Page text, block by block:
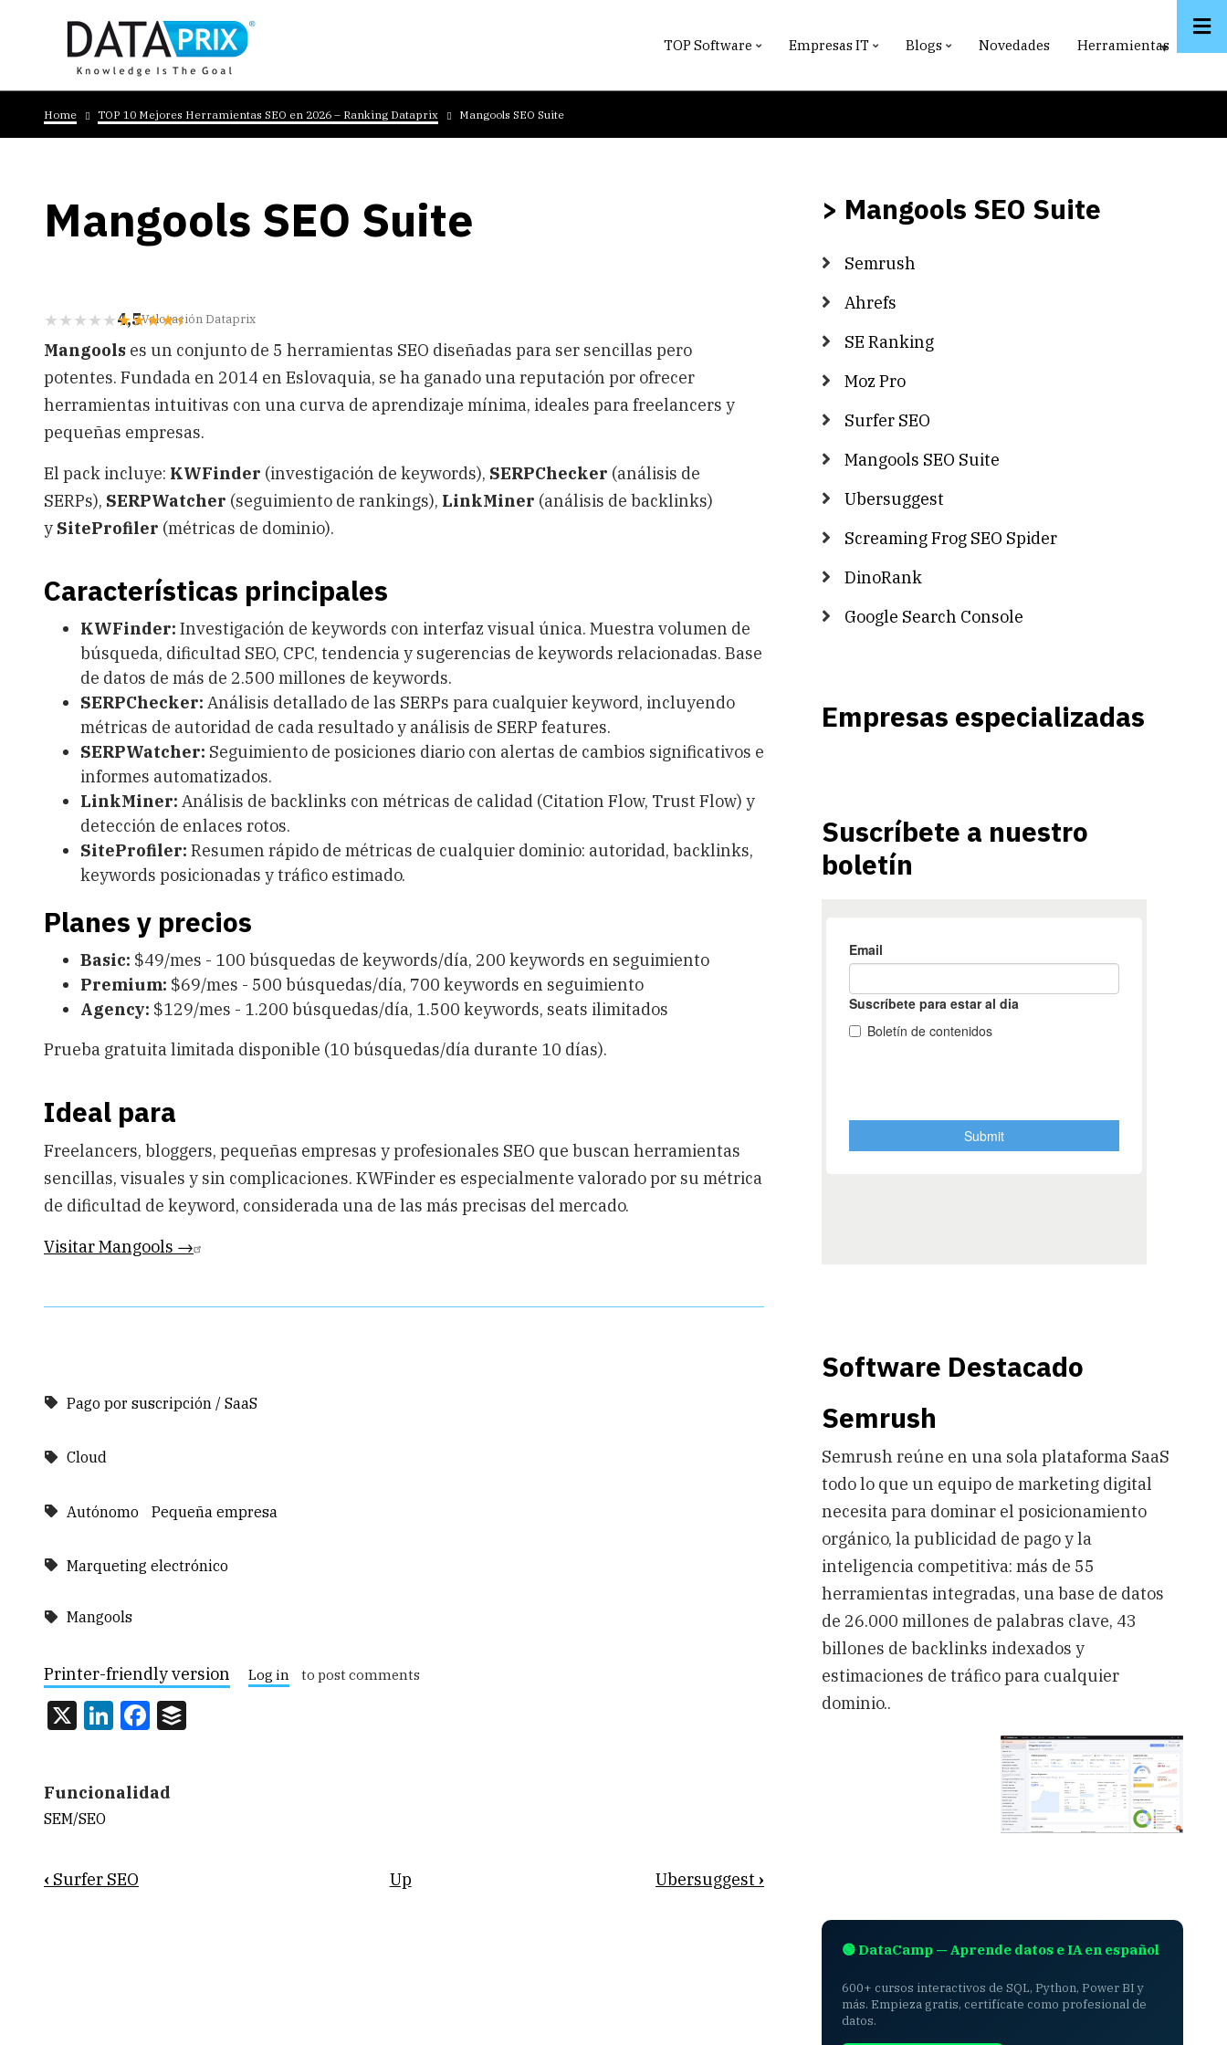
content
TOP Software Empresas IT Blogs Novedades Herramientas
Breadcrumb
Home TOP 10 Mejores Herramientas SEO en 2026 – Ranking Dataprix Mangools SEO Suite
Mangools SEO Suite
4,5Valoración Dataprix
Mangools es un conjunto de 5 herramientas SEO diseñadas para ser sencillas pero
potentes. Fundada en 2014 en Eslovaquia, se ha ganado una reputación por ofrecer
herramientas intuitivas con una curva de aprendizaje mínima, ideales para freelancers y
pequeñas empresas.
El pack incluye: KWFinder (investigación de keywords), SERPChecker (análisis de
SERPs), SERPWatcher (seguimiento de rankings), LinkMiner (análisis de backlinks)
y SiteProfiler (métricas de dominio).
Características principales
KWFinder: Investigación de keywords con interfaz visual única. Muestra volumen de
búsqueda, dificultad SEO, CPC, tendencia y sugerencias de keywords relacionadas. Base
de datos de más de 2.500 millones de keywords.
SERPChecker: Análisis detallado de las SERPs para cualquier keyword, incluyendo
métricas de autoridad de cada resultado y análisis de SERP features.
SERPWatcher: Seguimiento de posiciones diario con alertas de cambios significativos e
informes automatizados.
LinkMiner: Análisis de backlinks con métricas de calidad (Citation Flow, Trust Flow) y
detección de enlaces rotos.
SiteProfiler: Resumen rápido de métricas de cualquier dominio: autoridad, backlinks,
keywords posicionadas y tráfico estimado.
Planes y precios
Basic: $49/mes - 100 búsquedas de keywords/día, 200 keywords en seguimiento
Premium: $69/mes - 500 búsquedas/día, 700 keywords en seguimiento
Agency: $129/mes - 1.200 búsquedas/día, 1.500 keywords, seats ilimitados
Prueba gratuita limitada disponible (10 búsquedas/día durante 10 días).
Ideal para
Freelancers, bloggers, pequeñas empresas y profesionales SEO que buscan herramientas
sencillas, visuales y sin complicaciones. KWFinder es especialmente valorado por su métrica
de dificultad de keyword, considerada una de las más precisas del mercado.
Visitar Mangools →
Pago por suscripción / SaaS
Cloud
Autónomo Pequeña empresa
Marqueting electrónico
Mangools
Printer-friendly version Log in to post comments
X LinkedIn
Facebook
Funcionalidad
SEM/SEO
Book
‹ Surfer SEO Up Ubersuggest ›
> Mangools SEO Suite
Semrush
Ahrefs
SE Ranking
Moz Pro
Surfer SEO
Mangools SEO Suite
Ubersuggest
Screaming Frog SEO Spider
DinoRank
Google Search Console
Empresas especializadas
Suscríbete a nuestro
boletín
Software Destacado
Semrush
Semrush reúne en una sola plataforma SaaS
todo lo que un equipo de marketing digital
necesita para dominar el posicionamiento
orgánico, la publicidad de pago y la
inteligencia competitiva: más de 55
herramientas integradas, una base de datos
de 26.000 millones de palabras clave, 43
billones de backlinks indexados y
estimaciones de tráfico para cualquier
dominio..
🟢 DataCamp — Aprende datos e IA en español
600+ cursos interactivos de SQL, Python, Power BI y
más. Empieza gratis, certifícate como profesional de
datos.